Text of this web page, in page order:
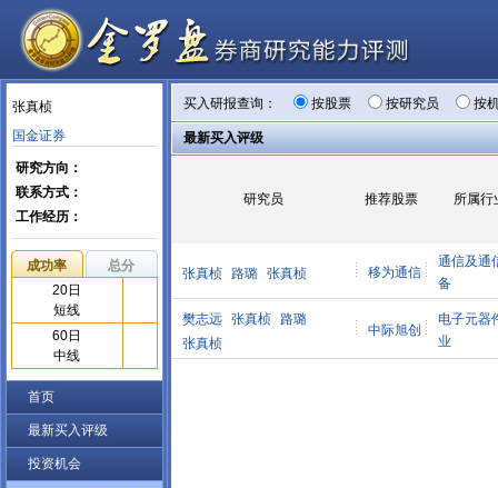
张真桢
国金证券
研究方向：
联系方式：
工作经历：
成功率
总分
20日
短线
60日
中线
首页
最新买入评级
投资机会
买入研报查询： 按股票 按研究员 按
最新买入评级
研究员 推荐股票 所属行
张真桢 路璐 张真桢 移为通信
通信及通
备
樊志远 张真桢 路璐
张真桢
中际旭创
电子元器
业